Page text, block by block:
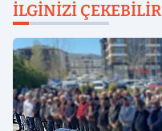
İLGINIZI ÇEKEBILIR